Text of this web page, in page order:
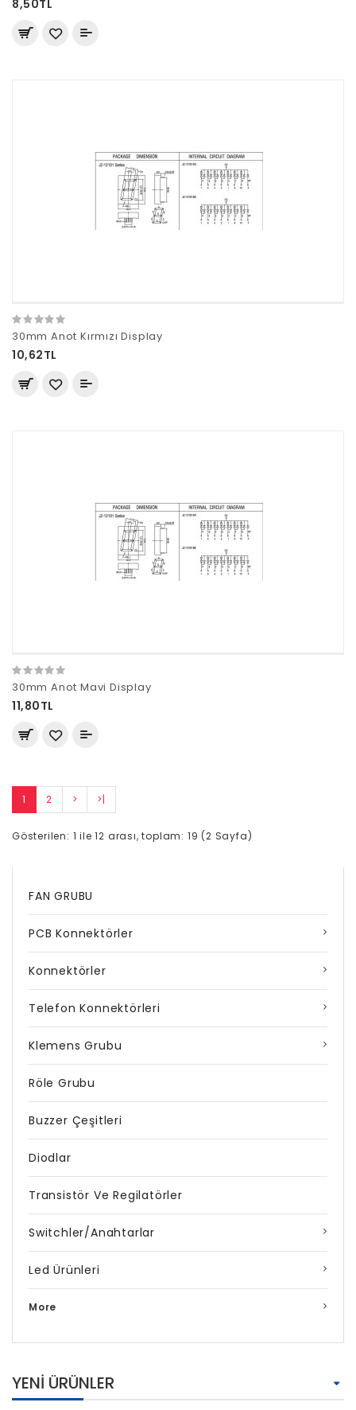
8,50TL
30mm Anot Kırmızı Display
10,62TL
30mm Anot Mavi Display
11,80TL
1 2 > >|
Gösterilen: 1 ile 12 arası, toplam: 19 (2 Sayfa)
FAN GRUBU
PCB Konnektörler
Konnektörler
Telefon Konnektörleri
Klemens Grubu
Röle Grubu
Buzzer Çeşitleri
Diodlar
Transistör Ve Regilatörler
Switchler/Anahtarlar
Led Ürünleri
More
YENI ÜRÜNLER